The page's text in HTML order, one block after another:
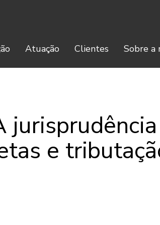
Atuação Clientes Sobre a
e